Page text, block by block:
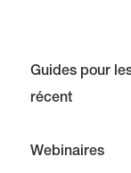
Guides pour
récent
Webinaires